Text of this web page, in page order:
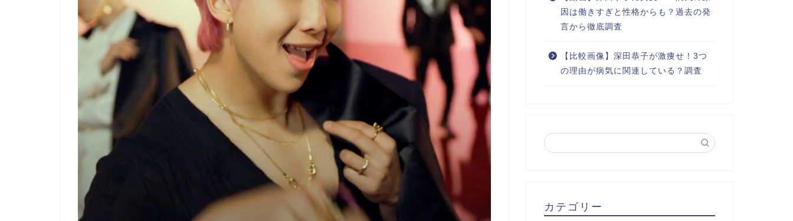
因は働きすぎと性格からも？過去の発
言から徹底調査
【比較画像】深田恭子が激痩せ！3つ
の理由が病気に関連している？調査
カテゴリー